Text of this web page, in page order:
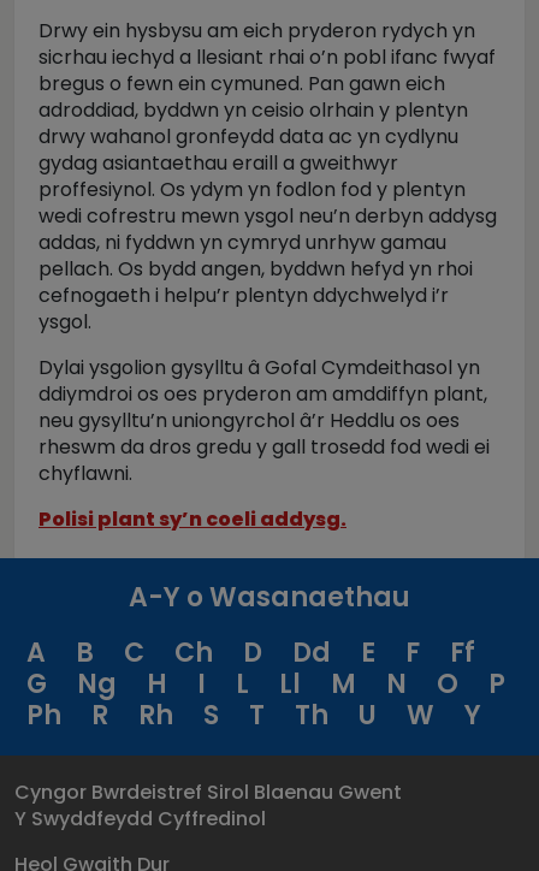
Drwy ein hysbysu am eich pryderon rydych yn
sicrhau iechyd a llesiant rhai o’n pobl ifanc fwyaf
bregus o fewn ein cymuned. Pan gawn eich
adroddiad, byddwn yn ceisio olrhain y plentyn
drwy wahanol gronfeydd data ac yn cydlynu
gydag asiantaethau eraill a gweithwyr
proffesiynol. Os ydym yn fodlon fod y plentyn
wedi cofrestru mewn ysgol neu’n derbyn addysg
addas, ni fyddwn yn cymryd unrhyw gamau
pellach. Os bydd angen, byddwn hefyd yn rhoi
cefnogaeth i helpu’r plentyn ddychwelyd i’r
ysgol.
Dylai ysgolion gysylltu â Gofal Cymdeithasol yn
ddiymdroi os oes pryderon am amddiffyn plant,
neu gysylltu’n uniongyrchol â’r Heddlu os oes
rheswm da dros gredu y gall trosedd fod wedi ei
chyflawni.
Polisi plant sy’n coeli addysg.
A-Y o Wasanaethau
A
B C Ch D Dd E F
Ff
G
Ng H I L Ll M N O
P
Ph
R Rh S T Th U W Y
Cyngor Bwrdeistref Sirol Blaenau Gwent
Y Swyddfeydd Cyffredinol
Heol Gwaith Dur